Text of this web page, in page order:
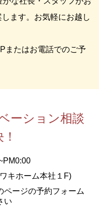
ます。お気軽にお越し
またはお電話でのご予
ーション相談
キホーム本社１F)
ページの予約フォーム
い